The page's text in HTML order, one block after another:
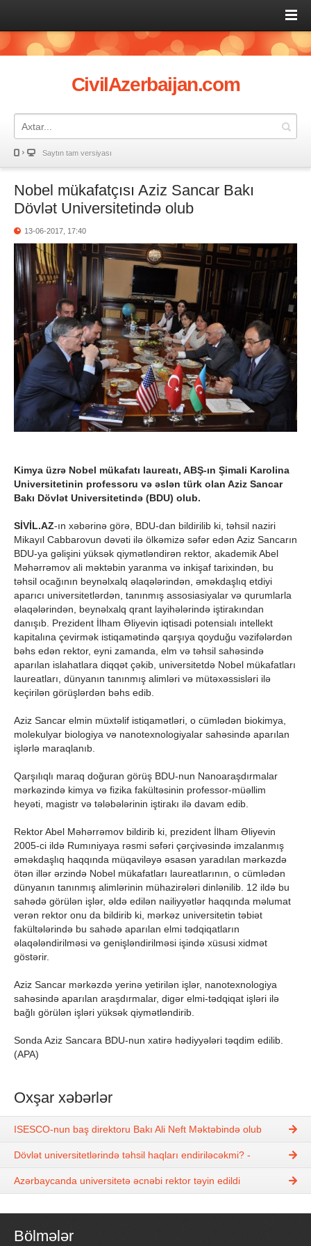
CivilAzerbaijan.com
Saytın tam versiyası
Nobel mükafatçısı Aziz Sancar Bakı
Dövlət Universitetində olub
13-06-2017, 17:40
Kimya üzrə Nobel mükafatı laureatı, ABŞ-ın Şimali Karolina
Universitetinin professoru və əslən türk olan Aziz Sancar
Bakı Dövlət Universitetində (BDU) olub.
SİVİL.AZ-ın xəbərinə görə, BDU-dan bildirilib ki, təhsil naziri
Mikayıl Cabbarovun dəvəti ilə ölkəmizə səfər edən Aziz Sancarın
BDU-ya gəlişini yüksək qiymətləndirən rektor, akademik Abel
Məhərrəmov ali məktəbin yaranma və inkişaf tarixindən, bu
təhsil ocağının beynəlxalq əlaqələrindən, əməkdaşlıq etdiyi
aparıcı universitetlərdən, tanınmış assosiasiyalar və qurumlarla
əlaqələrindən, beynəlxalq qrant layihələrində iştirakından
danışıb. Prezident İlham Əliyevin iqtisadi potensialı intellekt
kapitalına çevirmək istiqamətində qarşıya qoyduğu vəzifələrdən
bəhs edən rektor, eyni zamanda, elm və təhsil sahəsində
aparılan islahatlara diqqət çəkib, universitetdə Nobel mükafatları
laureatları, dünyanın tanınmış alimləri və mütəxəssisləri ilə
keçirilən görüşlərdən bəhs edib.
Aziz Sancar elmin müxtəlif istiqamətləri, o cümlədən biokimya,
molekulyar biologiya və nanotexnologiyalar sahəsində aparılan
işlərlə maraqlanıb.
Qarşılıqlı maraq doğuran görüş BDU-nun Nanoaraşdırmalar
mərkəzində kimya və fizika fakültəsinin professor-müəllim
heyəti, magistr və tələbələrinin iştirakı ilə davam edib.
Rektor Abel Məhərrəmov bildirib ki, prezident İlham Əliyevin
2005-ci ildə Rumıniyaya rəsmi səfəri çərçivəsində imzalanmış
əməkdaşlıq haqqında müqaviləyə əsasən yaradılan mərkəzdə
ötən illər ərzində Nobel mükafatları laureatlarının, o cümlədən
dünyanın tanınmış alimlərinin mühazirələri dinlənilib. 12 ildə bu
sahədə görülən işlər, əldə edilən nailiyyətlər haqqında məlumat
verən rektor onu da bildirib ki, mərkəz universitetin təbiət
fakültələrində bu sahədə aparılan elmi tədqiqatların
əlaqələndirilməsi və genişləndirilməsi işində xüsusi xidmət
göstərir.
Aziz Sancar mərkəzdə yerinə yetirilən işlər, nanotexnologiya
sahəsində aparılan araşdırmalar, digər elmi-tədqiqat işləri ilə
bağlı görülən işləri yüksək qiymətləndirib.
Sonda Aziz Sancara BDU-nun xatirə hədiyyələri təqdim edilib.
(APA)
Oxşar xəbərlər
ISESCO-nun baş direktoru Bakı Ali Neft Məktəbində olub
Dövlət universitetlərində təhsil haqları endiriləcəkmi? -
Azərbaycanda universitetə əcnəbi rektor təyin edildi
Bölmələr